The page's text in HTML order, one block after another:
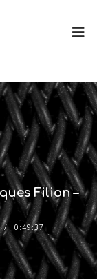
Filion –
0:49:37